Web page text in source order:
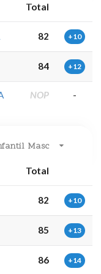
Total
82 +10
84 +12
NOP -
Masc
Total
82 +10
85 +13
86 +14